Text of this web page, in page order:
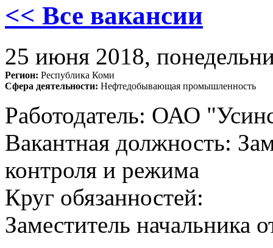
<< Все вакансии
25 июня 2018,
Регион: Республика Коми
Сфера деятельности: Нефтедобывающая промышленность
Работодатель: ОАО
Вакантная должность:
контроля и режима
Круг обязанностей:
Заместитель начальника